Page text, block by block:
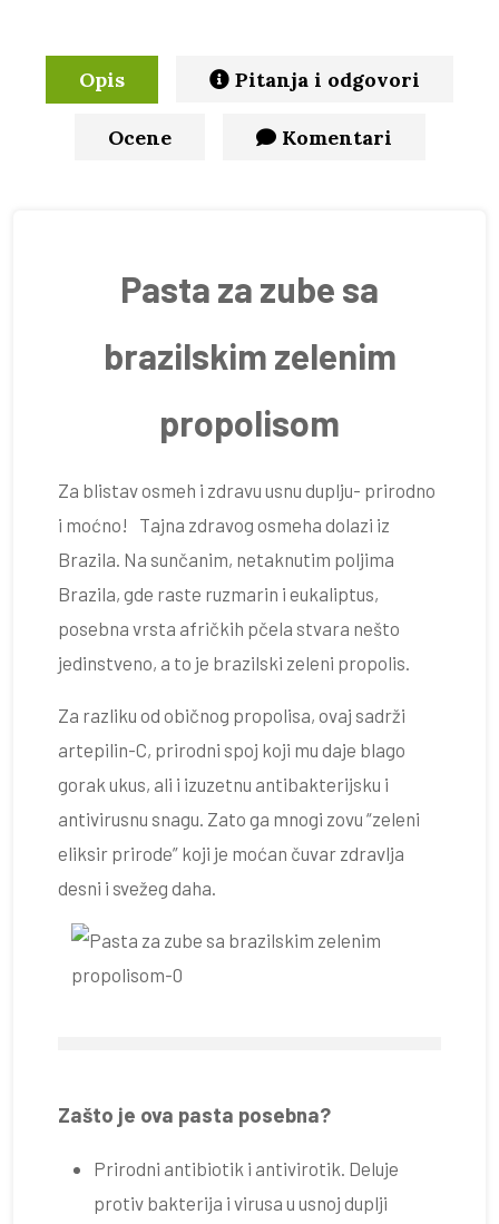
Opis Pitanja i odgovori
Ocene Komentari
Pasta za zube sa
brazilskim zelenim
propolisom
Za blistav osmeh i zdravu usnu duplju- prirodno
i moćno! Tajna zdravog osmeha dolazi iz
Brazila. Na sunčanim, netaknutim poljima
Brazila, gde raste ruzmarin i eukaliptus,
posebna vrsta afričkih pčela stvara nešto
jedinstveno, a to je brazilski zeleni propolis.
Za razliku od običnog propolisa, ovaj sadrži
artepilin-C, prirodni spoj koji mu daje blago
gorak ukus, ali i izuzetnu antibakterijsku i
antivirusnu snagu. Zato ga mnogi zovu “zeleni
eliksir prirode” koji je moćan čuvar zdravlja
desni i svežeg daha.
Zašto je ova pasta posebna?
Prirodni antibiotik i antivirotik. Deluje
protiv bakterija i virusa u usnoj duplji